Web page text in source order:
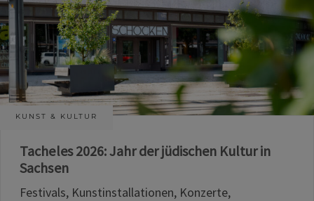
KUNST & KULTUR
Tacheles 2026: Jahr der jüdischen Kultur in
Sachsen
Festivals, Kunstinstallationen, Konzerte,